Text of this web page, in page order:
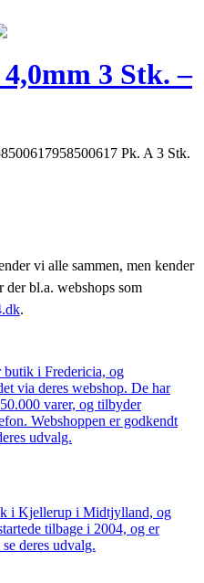
3 Stk. –
Pk. A 3 Stk.
vi alle sammen, men kender
der bl.a. webshops som
.
butik i Fredericia, og
via deres webshop. De har
varer, og tilbyder
Webshoppen er godkendt
udvalg.
i Kjellerup i Midtjylland, og
tilbage i 2004, og er
deres udvalg.